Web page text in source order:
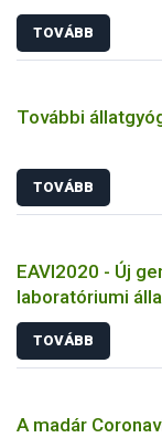
TOVÁBB
További
TOVÁBB
EAVI2020 - Új
laboratóriumi
TOVÁBB
A madár